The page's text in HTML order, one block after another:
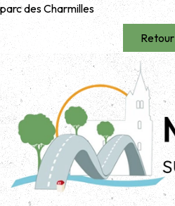
parc des Charmilles
Retour